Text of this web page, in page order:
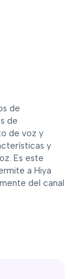
de
de
de voz y
y
Es este
a Hiya
del canal